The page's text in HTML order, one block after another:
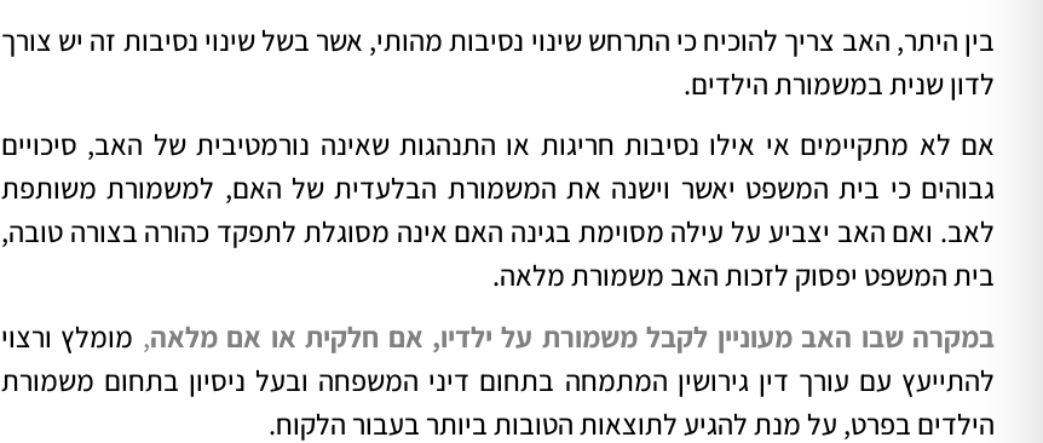
בין היתר, האב צריך להוכיח כי התרחש שינוי נסיבות מהותי, אשר בשל שינוי נסיבות זה יש צורך
לדון שנית במשמורת הילדים.
אם לא מתקיימים אי אילו נסיבות חריגות או התנהגות שאינה נורמטיבית של האב, סיכויים
גבוהים כי בית המשפט יאשר וישנה את המשמורת הבלעדית של האם, למשמורת משותפת
לאב. ואם האב יצביע על עילה מסוימת בגינה האם אינה מסוגלת לתפקד כהורה בצורה טובה,
בית המשפט יפסוק לזכות האב משמורת מלאה.
במקרה שבו האב מעוניין לקבל משמורת על ילדיו, אם חלקית או אם מלאה, מומלץ ורצוי
להתייעץ עם עורך דין גירושין המתמחה בתחום דיני המשפחה ובעל ניסיון בתחום משמורת
הילדים בפרט, על מנת להגיע לתוצאות הטובות ביותר בעבור הלקוח.